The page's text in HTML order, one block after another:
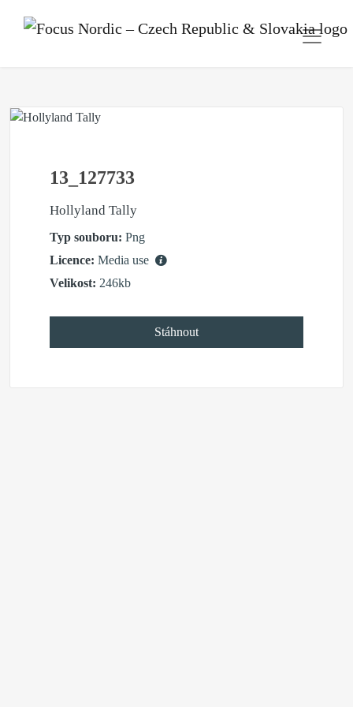
13_127733
Hollyland Tally
Typ souboru: Png
Licence: Media use
Velikost: 246kb
Stáhnout